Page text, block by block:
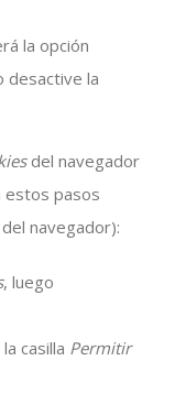
la opción
desactive la
del navegador
estos pasos
navegador):
, luego
casilla Permitir